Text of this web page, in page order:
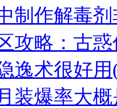
制作解毒
攻略：古
逸术很好用
装爆率大